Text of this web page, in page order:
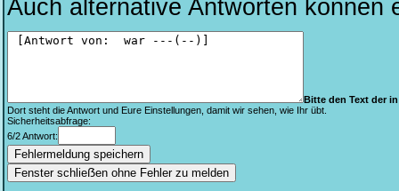
Auch alternative Antworten können
Bitte den Text der
Dort steht die Antwort und Eure Einstellungen, damit wir sehen, wie Ihr übt.
Sicherheitsabfrage:
6/2 Antwort:
Fenster schlieẞen ohne Fehler zu melden